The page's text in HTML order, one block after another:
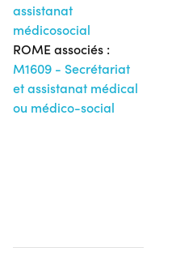
assistanat
médicosocial
ROME associés :
M1609 - Secrétariat
et assistanat médical
ou médico-social